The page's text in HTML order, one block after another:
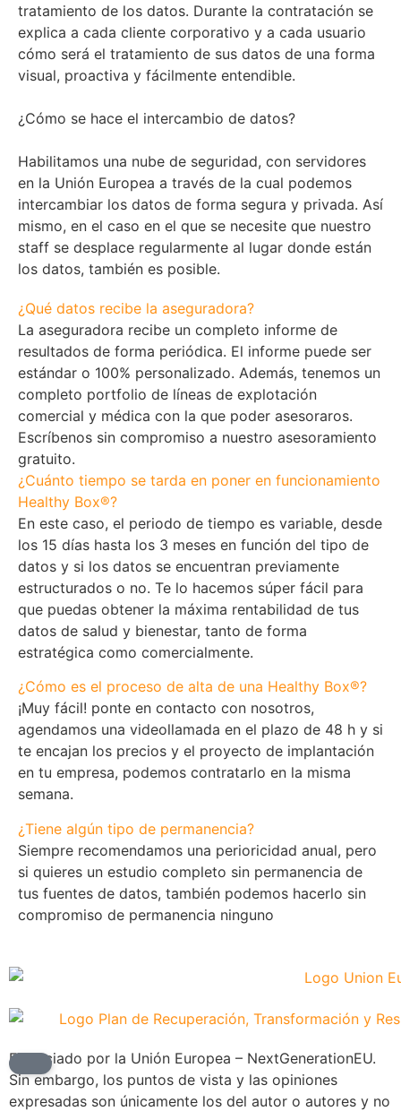
tratamiento de los datos. Durante la contratación se
explica a cada cliente corporativo y a cada usuario
cómo será el tratamiento de sus datos de una forma
visual, proactiva y fácilmente entendible.
¿Cómo se hace el intercambio de datos?
Habilitamos una nube de seguridad, con servidores
en la Unión Europea a través de la cual podemos
intercambiar los datos de forma segura y privada. Así
mismo, en el caso en el que se necesite que nuestro
staff se desplace regularmente al lugar donde están
los datos, también es posible.
¿Qué datos recibe la aseguradora?
La aseguradora recibe un completo informe de
resultados de forma periódica. El informe puede ser
estándar o 100% personalizado. Además, tenemos un
completo portfolio de líneas de explotación
comercial y médica con la que poder asesoraros.
Escríbenos sin compromiso a nuestro asesoramiento
gratuito.
¿Cuánto tiempo se tarda en poner en funcionamiento
Healthy Box®?
En este caso, el periodo de tiempo es variable, desde
los 15 días hasta los 3 meses en función del tipo de
datos y si los datos se encuentran previamente
estructurados o no. Te lo hacemos súper fácil para
que puedas obtener la máxima rentabilidad de tus
datos de salud y bienestar, tanto de forma
estratégica como comercialmente.
¿Cómo es el proceso de alta de una Healthy Box®?
¡Muy fácil! ponte en contacto con nosotros,
agendamos una videollamada en el plazo de 48 h y si
te encajan los precios y el proyecto de implantación
en tu empresa, podemos contratarlo en la misma
semana.
¿Tiene algún tipo de permanencia?
Siempre recomendamos una perioricidad anual, pero
si quieres un estudio completo sin permanencia de
tus fuentes de datos, también podemos hacerlo sin
compromiso de permanencia ninguno
Financiado por la Unión Europea – NextGenerationEU.
Sin embargo, los puntos de vista y las opiniones
expresadas son únicamente los del autor o autores y no